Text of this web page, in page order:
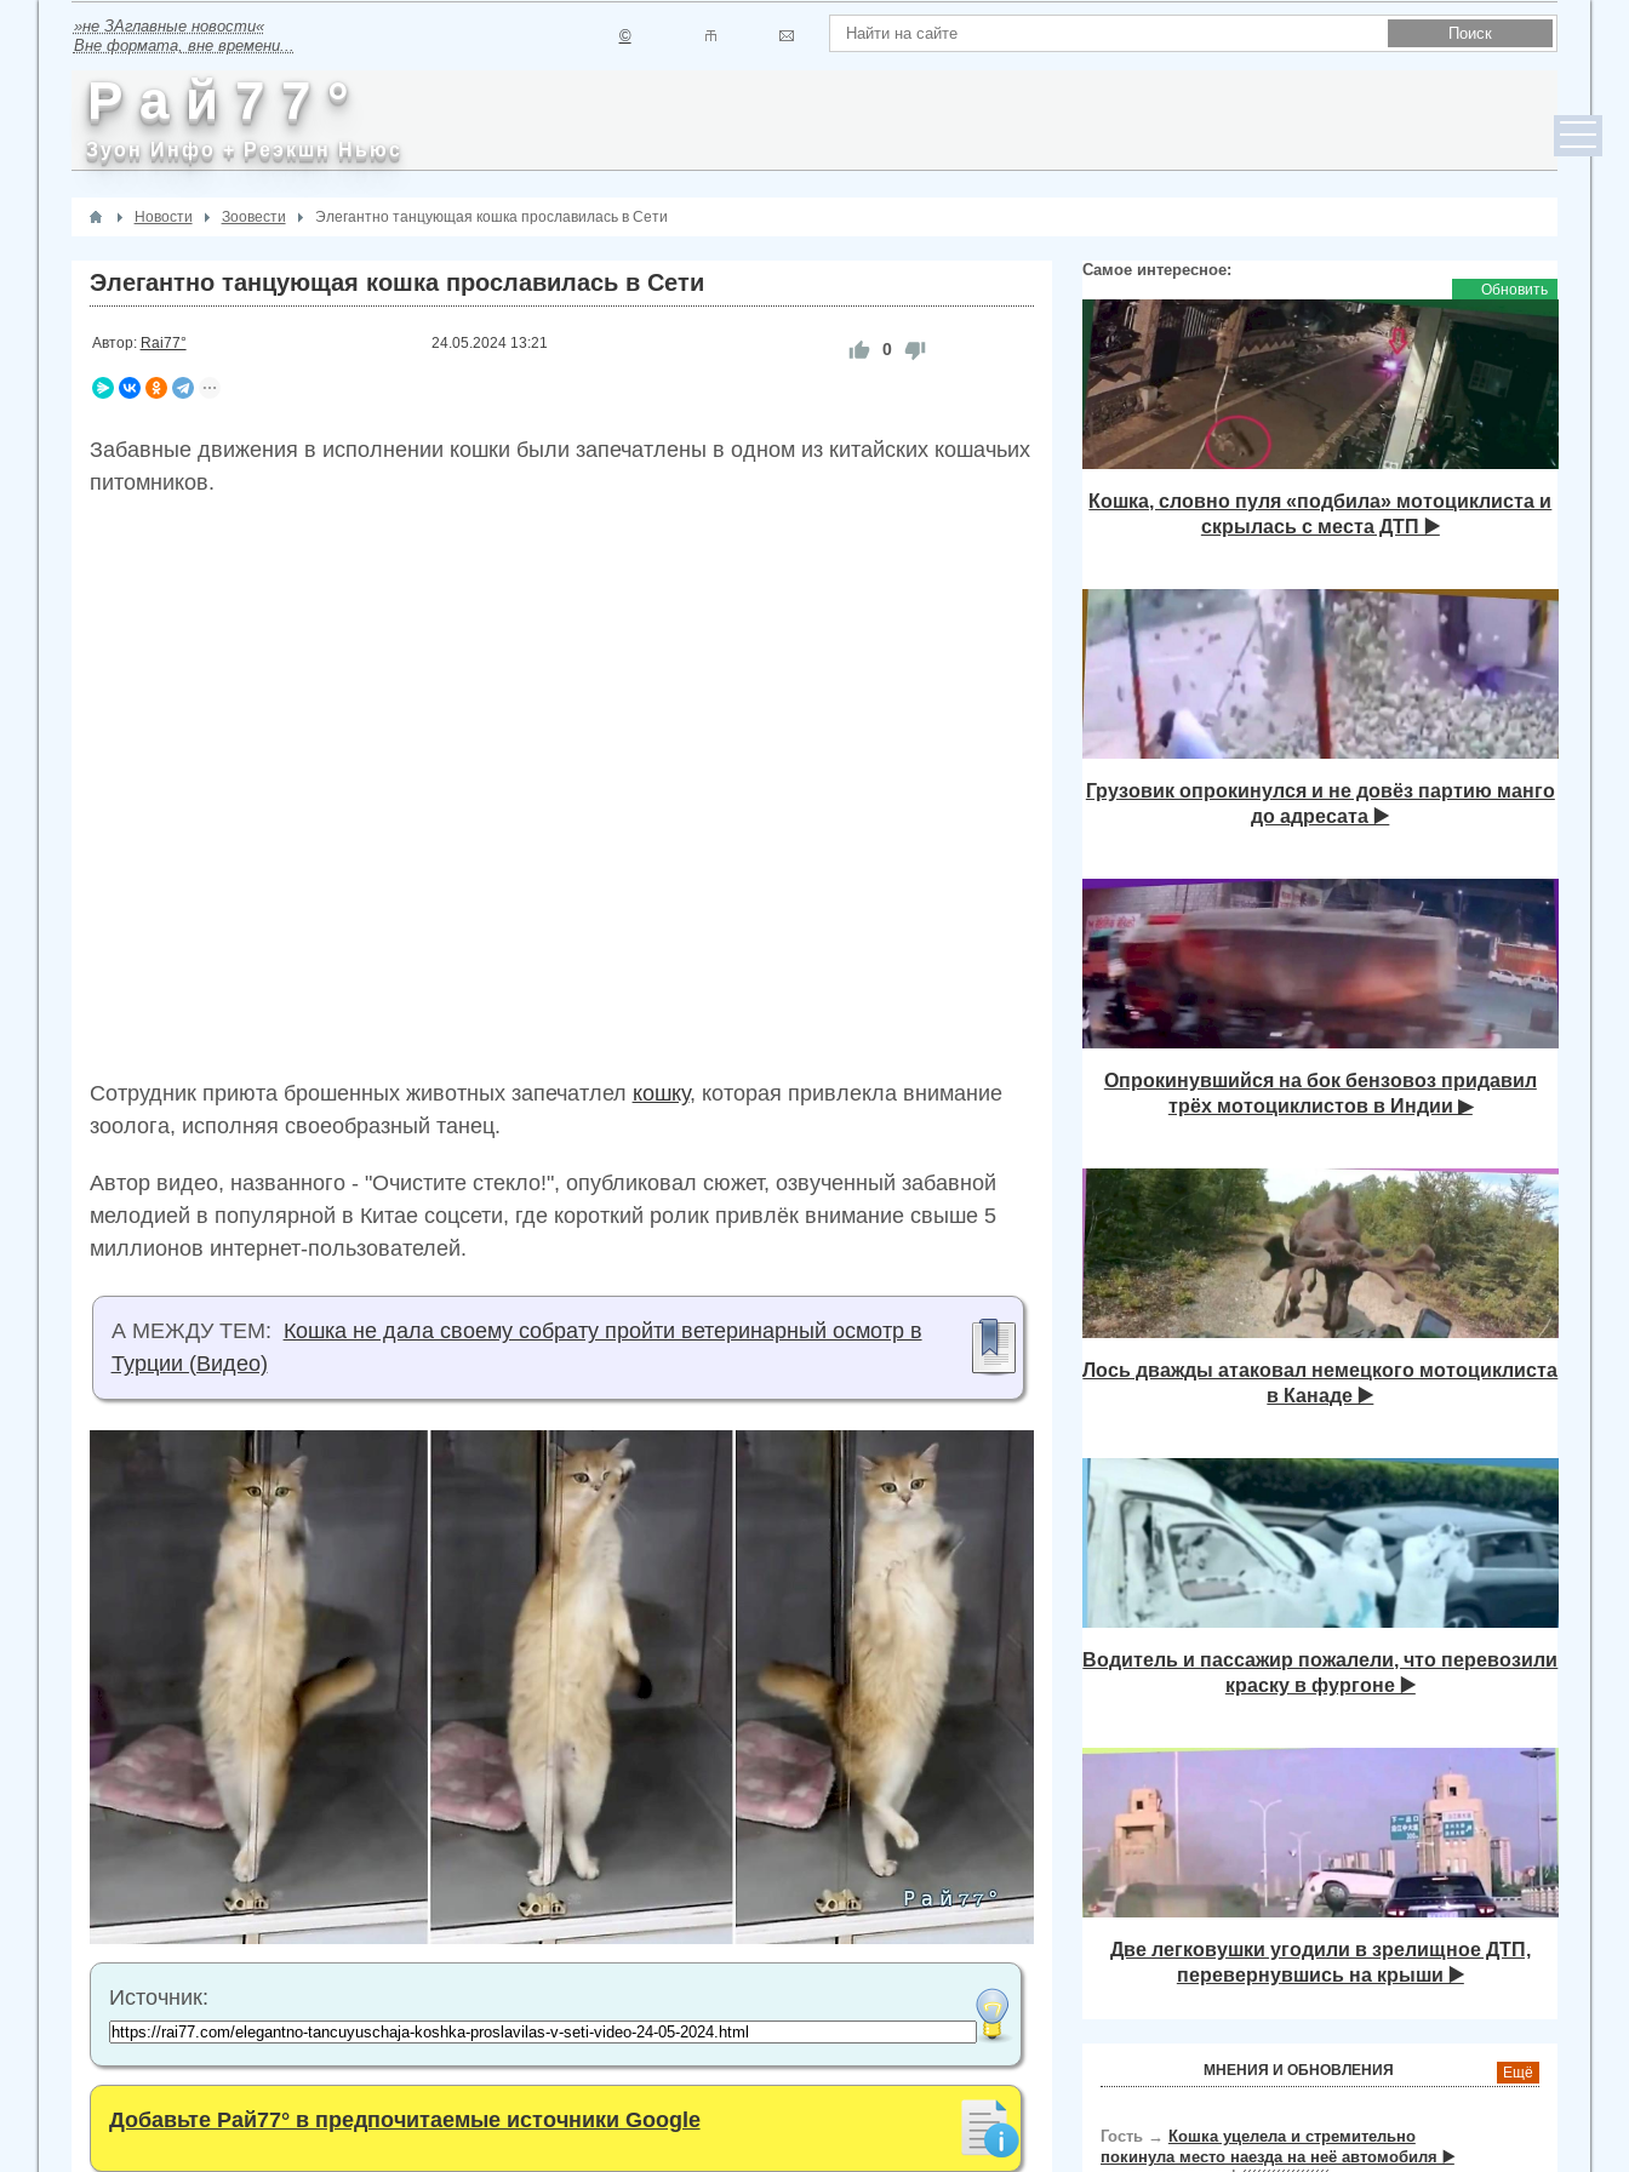
»не ЗАглавные новости«
Вне формата, вне времени...
©
Р а й 7 7 °
Зуон Инфо + Реэкшн Ньюс
Новости Зоовести Элегантно танцующая кошка прославилась в Сети
Элегантно танцующая кошка прославилась в Сети
Автор: Rai77° 24.05.2024 13:21 0
Забавные движения в исполнении кошки были запечатлены в одном из китайских кошачьих
питомников.
Сотрудник приюта брошенных животных запечатлел кошку, которая привлекла внимание
зоолога, исполняя своеобразный танец.
Автор видео, названного - "Очистите стекло!", опубликовал сюжет, озвученный забавной
мелодией в популярной в Китае соцсети, где короткий ролик привлёк внимание свыше 5
миллионов интернет-пользователей.
А МЕЖДУ ТЕМ: Кошка не дала своему собрату пройти ветеринарный осмотр в
Турции (Видео)
Источник:
Добавьте Рай77° в предпочитаемые источники Google
Самое интересное:
Обновить
Кошка, словно пуля «подбила» мотоциклиста и
скрылась с места ДТП ▶️
Грузовик опрокинулся и не довёз партию манго
до адресата ▶️
Опрокинувшийся на бок бензовоз придавил
трёх мотоциклистов в Индии ▶
Лось дважды атаковал немецкого мотоциклиста
в Канаде ▶️
Водитель и пассажир пожалели, что перевозили
краску в фургоне ▶️
Две легковушки угодили в зрелищное ДТП,
перевернувшись на крыши ▶️
МНЕНИЯ И ОБНОВЛЕНИЯ Ещё
Гость → Кошка уцелела и стремительно
покинула место наезда на неё автомобиля ▶️